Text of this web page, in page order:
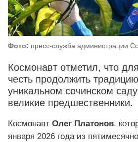
Фото: пресс-служба администрации
Космонавт отметил, что
честь продолжить
уникальном сочинском
великие предшественники.
Космонавт Олег Платонов,
января 2026 года из